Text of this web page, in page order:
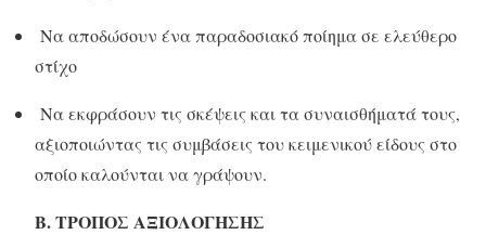
Να αποδώσουν ένα παραδοσιακό ποίημα σε ελεύθερο
στίχο
Να εκφράσουν τις σκέψεις και τα συναισθήματά τους,
αξιοποιώντας τις συμβάσεις του κειμενικού είδους στο
οποίο καλούνται να γράψουν.
Β.ΤΡΟΠΟΣ ΑΞΙΟΛΟΓΗΣΗΣ